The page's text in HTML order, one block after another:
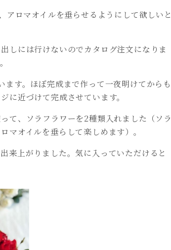
ロマオイルを垂らせるようにして欲しいと
しには行けないのでカタログ注文になりま
す。ほぼ完成まで作って一夜明けてからも
に近づけて完成させています。
て、ソラフラワーを2種類入れました（ソラ
マオイルを垂らして楽しめます）。
来上がりました。気に入っていただけると